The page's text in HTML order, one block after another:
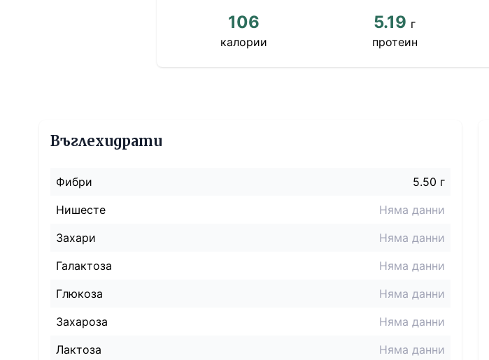
106
калории
5.19 г
протеин
Въглехидрати
Фибри
5.50 г
Нишесте
Няма данни
Захари
Няма данни
Галактоза
Няма данни
Глюкоза
Няма данни
Захароза
Няма данни
Лактоза
Няма данни